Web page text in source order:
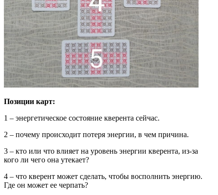
Позиции карт:
1 – энергетическое состояние кверента сейчас.
2 – почему происходит потеря энергии, в чем причина.
3 – кто или что влияет на уровень энергии кверента, из-за
кого ли чего она утекает?
4 – что кверент может сделать, чтобы восполнить энергию.
Где он может ее черпать?